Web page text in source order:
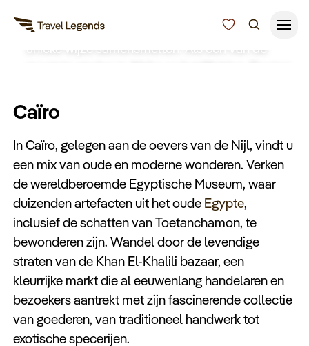
Type reizen
Bedrijfsreizen
Inspiratie
Over ons
Keuzehulp
Egypte, waar het verleden en het heden op
unieke wijze samensmelten. Als een van de
geschiedenis en dynamiek. Deze stad,
energieke cultuur, nodigt u uit voor een
onvergetelijke reis vol ontdekkingen.
Caïro
In Caïro, gelegen aan de oevers van de Nijl, vindt u
een mix van oude en moderne wonderen. Verken
de wereldberoemde Egyptische Museum, waar
duizenden artefacten uit het oude Egypte,
inclusief de schatten van Toetanchamon, te
bewonderen zijn. Wandel door de levendige
straten van de Khan El-Khalili bazaar, een
kleurrijke markt die al eeuwenlang handelaren en
bezoekers aantrekt met zijn fascinerende collectie
van goederen, van traditioneel handwerk tot
exotische specerijen.